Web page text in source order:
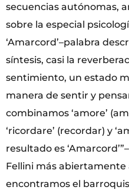
secuencias autónomas,
sobre la especial
‘Amarcord’–palabra
síntesis, casi la
sentimiento, un estado
manera de sentir y
combinamos ‘amore’
‘ricordare’ (recordar) y
resultado es
Fellini más
encontramos el